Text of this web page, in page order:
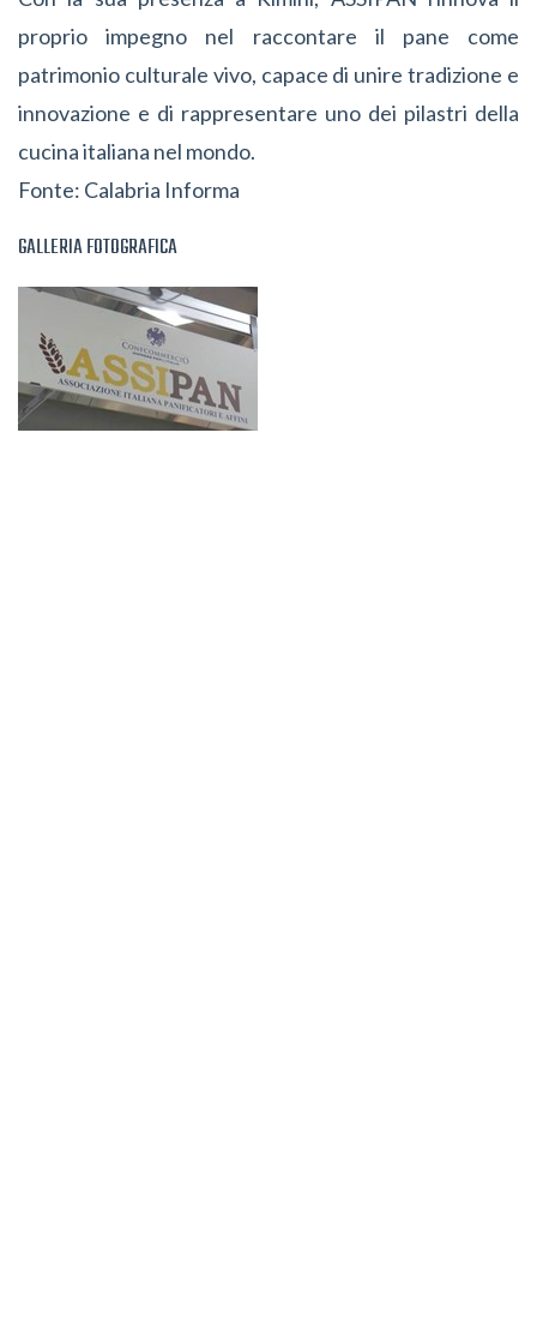
proprio impegno nel raccontare il pane come
patrimonio culturale vivo, capace di unire tradizione e
innovazione e di rappresentare uno dei pilastri della
cucina italiana nel mondo.
Fonte: Calabria Informa
GALLERIA FOTOGRAFICA